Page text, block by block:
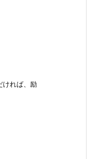
ければ、励